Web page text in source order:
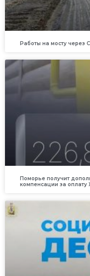
Работы на мосту через
Поморье получит
компенсации за оплату